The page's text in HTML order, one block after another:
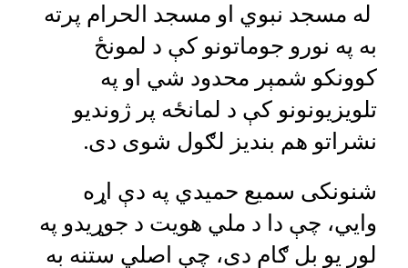
له مسجد نبوي او مسجد الحرام پرته
به په نورو جوماتونو کې د لمونځ
کوونکو شمېر محدود شي او په
تلویزیونونو کې د لمانځه پر ژوندیو
نشراتو هم بندیز لګول شوی دی.
شنونکی سمیع حمیدي په دې اړه
وايي، چې دا د ملي هویت د جوړیدو په
لور یو بل ګام دی، چې اصلي ستنه به